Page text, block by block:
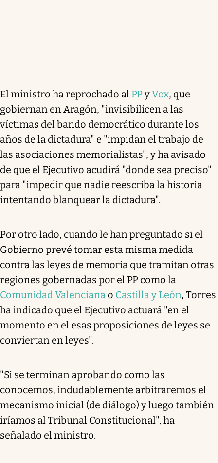
El ministro ha reprochado al PPyVox, que
gobiernan en Aragón, "invisibilicen a las
víctimas del bando democrático durante los
años de la dictadura" e "impidan el trabajo de
las asociaciones memorialistas", y ha avisado
de que el Ejecutivo acudirá "donde sea preciso"
para "impedir que nadie reescriba la historia
intentando blanquear la dictadura".
Por otro lado, cuando le han preguntado si el
Gobierno prevé tomar esta misma medida
contra las leyes de memoria que tramitan otras
regiones gobernadas por el PP como la
Comunidad Valenciana o Castilla y León, Torres
ha indicado que el Ejecutivo actuará "en el
momento en el esas proposiciones de leyes se
conviertan en leyes".
"Si se terminan aprobando como las
conocemos, indudablemente arbitraremos el
mecanismo inicial (de diálogo) y luego también
iríamos al Tribunal Constitucional", ha
señalado el ministro.